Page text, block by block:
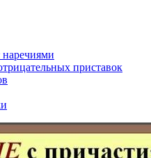
приставок